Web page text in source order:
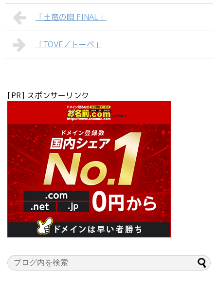
「土竜の唄 FINAL」
「TOVE／トーベ」
[PR] スポンサーリンク